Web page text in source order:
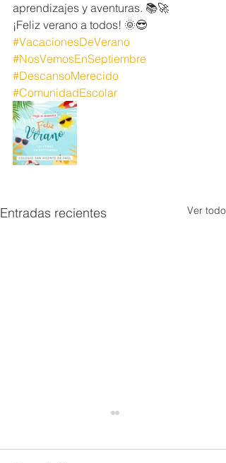
aprendizajes y aventuras. 📚🚀
¡Feliz verano a todos! 🌞😎
#VacacionesDeVerano
#NosVemosEnSeptiembre
#DescansoMerecido
#ComunidadEscolar
Entradas recientes Ver todo